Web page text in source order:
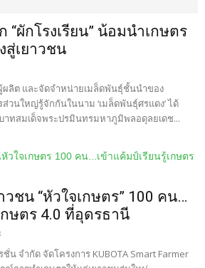
“ผักโรงเรียน” น้อมนำเกษตร
เยาวชน
ผลิต และจัดจำหน่ายเมล็ดพันธุ์ชั้นนำของ
วนใหญ่รู้จักกันในนาม ‘เมล็ดพันธุ์ศรแดง’ ได้
ทสมเด็จพระปรมินทรมหาภูมิพลอดุลยเดช...
วชน “หัวใจเกษตร” 100 คน…
ษตร 4.0 ที่อุดรธานี
น จำกัด จัดโครงการ KUBOTA Smart Farmer